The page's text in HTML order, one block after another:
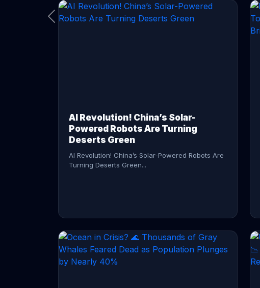
AI Revolution! China’s Solar-
Powered Robots Are Turning
Deserts Green
AI Revolution! China’s Solar-Powered Robots Are
Turning Deserts Green...